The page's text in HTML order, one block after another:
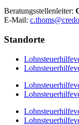
Beratungsstellenleiter:
E-Mail:
Standorte